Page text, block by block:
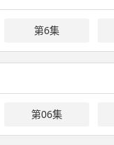
第6集
第06集